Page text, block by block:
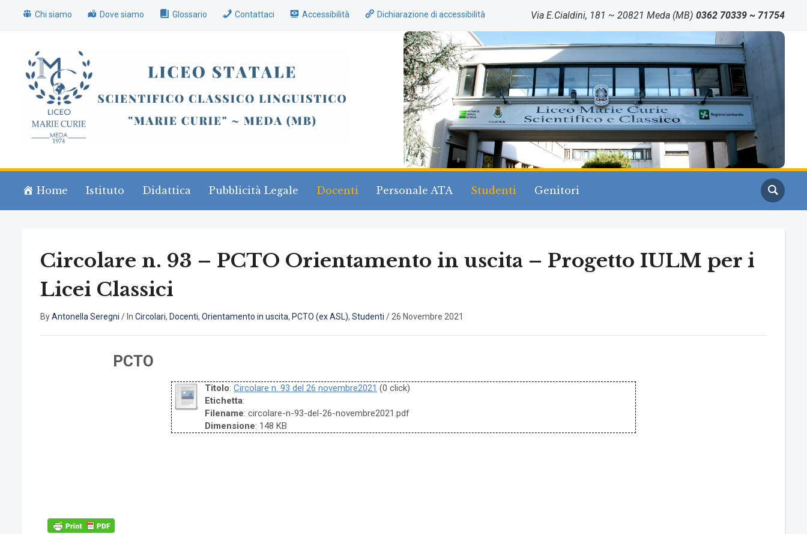
Chi siamo Dove siamo Glossario Contattaci Accessibilità Dichiarazione di accessibilità Via E.Cialdini, 181 ~ 20821 Meda (MB) 0362 70339 ~ 71754
Home Istituto Didattica Pubblicità Legale Docenti Personale ATA Studenti Genitori
Circolare n. 93 – PCTO Orientamento in uscita – Progetto IULM per i
Licei Classici
ByAntonella Seregni / In Circolari, Docenti, Orientamento in uscita, PCTO (ex ASL), Studenti / 26 Novembre 2021
PCTO
Titolo:Circolare n. 93 del 26 novembre2021 (0 click)
Etichetta:
Filename: circolare-n-93-del-26-novembre2021.pdf
Dimensione: 148 KB